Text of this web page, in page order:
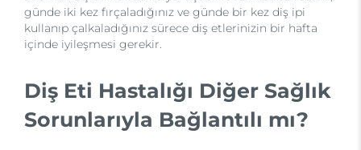
günde iki kez fırçaladığınız ve günde bir kez diş ipi
kullanıp çalkaladığınız sürece diş etlerinizin bir hafta
içinde iyileşmesi gerekir.
Diş Eti Hastalığı Diğer Sağlık
Sorunlarıyla Bağlantılı mı?